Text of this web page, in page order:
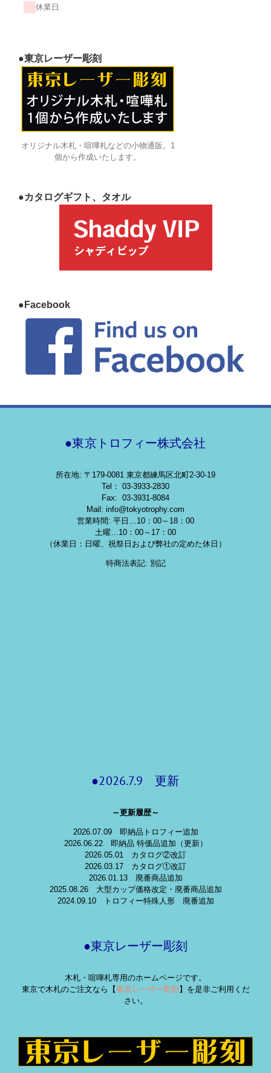
休業日
●東京レーザー彫刻
オリジナル木札・喧嘩札などの小物通販。1
個から作成いたします。
●カタログギフト、タオル
●Facebook
●東京トロフィー株式会社
所在地: 〒179-0081 東京都練馬区北町2-30-19
Tel： 03-3933-2830
Fax: 03-3931-8084
Mail: info@tokyotrophy.com
営業時間: 平日…10：00～18：00
土曜…10：00～17：00
（休業日：日曜、祝祭日および弊社の定めた休日）
特商法表記: 別記
●2026.7.9 更新
～更新履歴～
2026.07.09 即納品トロフィー追加
2026.06.22 即納品 特価品追加（更新）
2026.05.01 カタログ②改訂
2026.03.17 カタログ①改訂
2026.01.13 廃番商品追加
2025.08.26 大型カップ価格改定・廃番商品追加
2024.09.10 トロフィー特殊人形 廃番追加
●東京レーザー彫刻
木札・喧嘩札専用のホームページです。
東京で木札のご注文なら【東京レーザー彫刻 】を是非ご利用くだ
さい。